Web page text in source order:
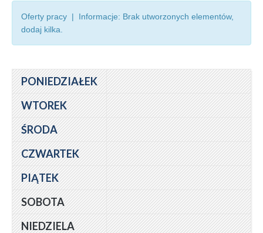
Oferty pracy | Informacje: Brak utworzonych elementów,
dodaj kilka.
PONIEDZIAŁEK
WTOREK
ŚRODA
CZWARTEK
PIĄTEK
SOBOTA
NIEDZIELA